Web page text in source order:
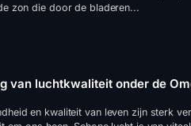
zon die door de bladeren...
van luchtkwaliteit onder de
en kwaliteit van leven zijn sterk